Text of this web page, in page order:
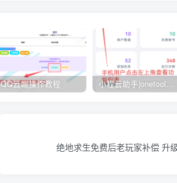
QQ云端操作教程 小程云助手|onetool助手|网易打卡300首
绝地求生免费后老玩家补偿 升